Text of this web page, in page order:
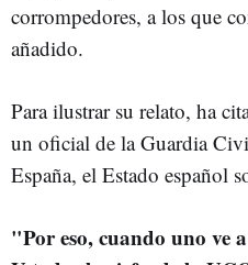
corrompedores, a los que
añadido.
Para ilustrar su relato, ha
un oficial de la Guardia
España, el Estado español
"Por eso, cuando uno ve